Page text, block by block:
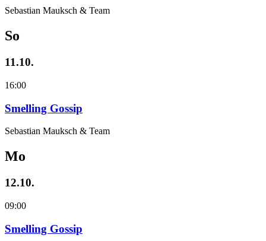
Sebastian Mauksch & Team
So
11.10.
16:00
Smelling Gossip
Sebastian Mauksch & Team
Mo
12.10.
09:00
Smelling Gossip